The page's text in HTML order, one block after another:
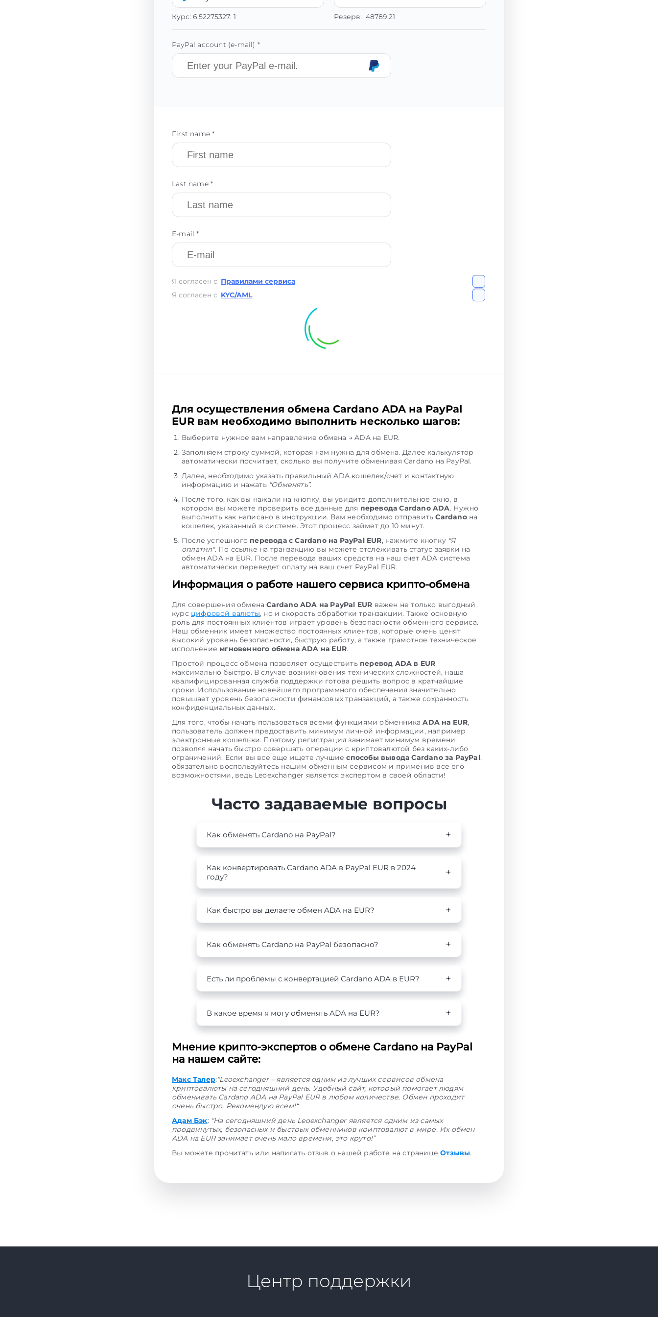
Курс: 6.52275327: 1 Резерв: 48789.21
PayPal account (e-mail) *
First name *
Last name *
E-mail *
Я согласен с Правилами сервиса.
Я согласен с KYC/AML.
Для осуществления обмена Cardano ADA на PayPal
EUR вам необходимо выполнить несколько шагов:
Выберите нужное вам направление обмена → ADA на EUR.
Заполняем строку суммой, которая нам нужна для обмена. Далее калькулятор
автоматически посчитает, сколько вы получите обменивая Cardano на PayPal.
Далее, необходимо указать правильный ADA кошелек/счет и контактную
информацию и нажать “Обменять”.
После того, как вы нажали на кнопку, вы увидите дополнительное окно, в
котором вы можете проверить все данные для перевода Cardano ADA. Нужно
выполнить как написано в инструкции. Вам необходимо отправитьCardanoна
кошелек, указанный в системе. Этот процесс займет до 10 минут.
После успешного перевода с Cardano на PayPal EUR, нажмите кнопку "Я
оплатил". По ссылке на транзакцию вы можете отслеживать статус заявки на
обмен ADA на EUR. После перевода ваших средств на наш счет ADA система
автоматически переведет оплату на ваш счет PayPal EUR.
Информация о работе нашего сервиса крипто-обмена
Для совершения обменаCardano ADA на PayPal EUR важен не только выгодный
курс цифровой валюты, но и скорость обработки транзакции. Также основную
роль для постоянных клиентов играет уровень безопасности обменного сервиса.
Наш обменник имеет множество постоянных клиентов, которые очень ценят
высокий уровень безопасности, быструю работу, а также грамотное техническое
исполнение мгновенного обмена ADA на EUR.
Простой процесс обмена позволяет осуществить перевод ADA в EUR
максимально быстро. В случае возникновения технических сложностей, наша
квалифицированная служба поддержки готова решить вопрос в кратчайшие
сроки. Использование новейшего программного обеспечения значительно
повышает уровень безопасности финансовых транзакций, а также сохранность
конфиденциальных данных.
Для того, чтобы начать пользоваться всеми функциями обменникаADA на EUR,
пользователь должен предоставить минимум личной информации, например
электронные кошельки. Поэтому регистрация занимает минимум времени,
позволяя начать быстро совершать операции с криптовалютой без каких-либо
ограничений. Если вы все еще ищете лучшиеспособы вывода Cardano за PayPal,
обязательно воспользуйтесь нашим обменным сервисом и применив все его
возможностями, ведь Leoexchanger является экспертом в своей области!
Часто задаваемые вопросы
Как обменять Cardano на PayPal?
Как конвертировать Cardano ADA в PayPal EUR в 2024
году?
Как быстро вы делаете обмен ADA на EUR?
Как обменять Cardano на PayPal безопасно?
Есть ли проблемы с конвертацией Cardano ADA в EUR?
В какое время я могу обменять ADA на EUR?
Мнение крипто-экспертов о обмене Cardano на PayPal
на нашем сайте:
Макс Талер:“Leoexchanger – является одним из лучших сервисов обмена
криптовалюты на сегодняшний день. Удобный сайт, который помогает людям
обменивать Cardano ADA на PayPal EUR в любом количестве. Обмен проходит
очень быстро. Рекомендую всем!“
Адам Бэк: “На сегодняшний день Leoexchanger является одним из самых
продвинутых, безопасных и быстрых обменников криптовалют в мире. Их обмен
ADA на EUR занимает очень мало времени, это круто!”
Вы можете прочитать или написать отзыв о нашей работе на страницеОтзывы.
Центр поддержки